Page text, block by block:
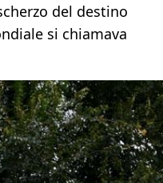
del destino
si chiamava